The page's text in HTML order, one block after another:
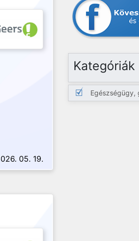
05. 19.
Kategóriák
Egészségügy,